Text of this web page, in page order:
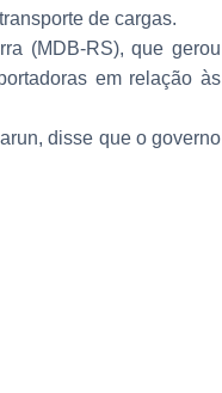
de cargas.
(MDB-RS), que gerou
em relação às
disse que o governo